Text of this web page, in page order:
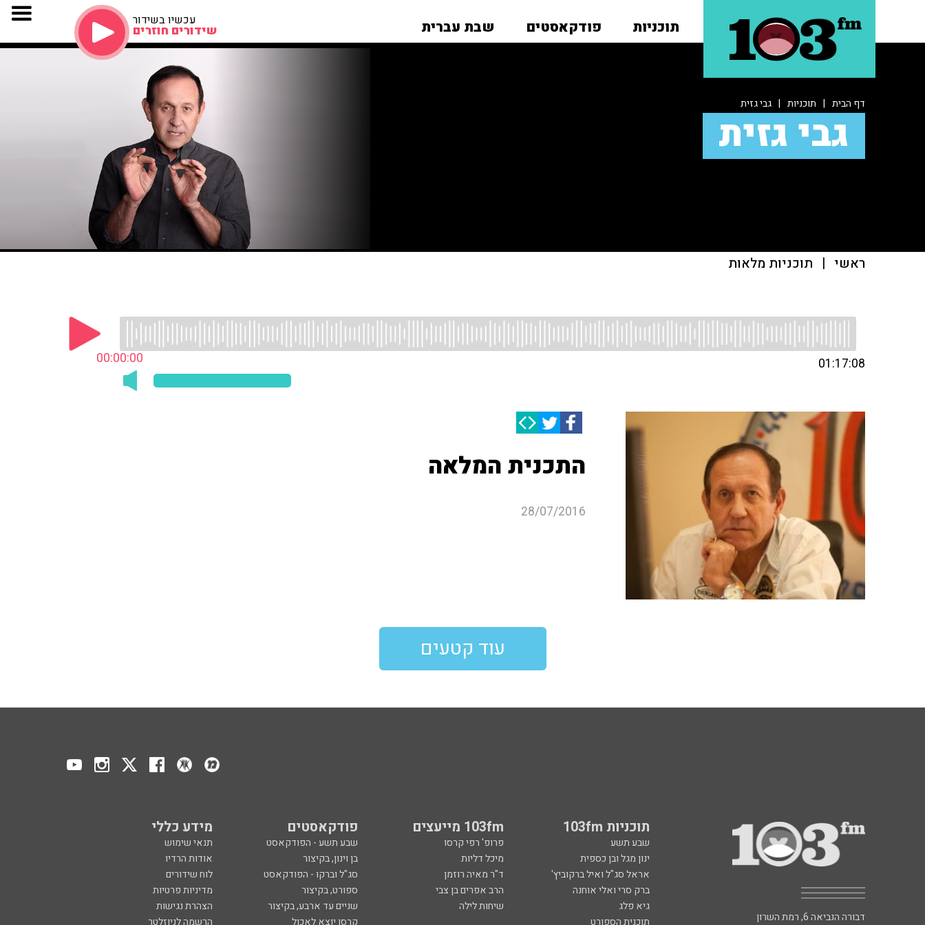
תוכניות פודקאסטים שבת עברית עכשיו בשידור
שידורים חוזרים
דף הבית | תוכניות | גבי גזית
גבי גזית
ראשי | תוכניות מלאות
00:00:00 01:17:08
התכנית המלאה
28/07/2016
עוד קטעים
תוכניות 103fm 103fm מייעצים פודקאסטים מידע כללי
שבע תשע פרופ' רפי קרסו שבע תשע - הפודקאסט
תנאי שימוש
ינון מגל ובן כספית
מיכל דליות בן וינון, בקיצור
אודות הרדיו
אראל סג"ל ואיל ברקוביץ'
ד"ר מאיה רוזמן סג"ל וברקו - הפודקאסט
לוח שידורים
ברק סרי ואלי אוחנה
הרב אפרים בן צבי ספורט, בקיצור
מדיניות פרטיות
גיא פלג
שיחות לילה שניים עד ארבע, בקיצור
הצהרת נגישות
דבורה הנביאה 6, רמת השרון